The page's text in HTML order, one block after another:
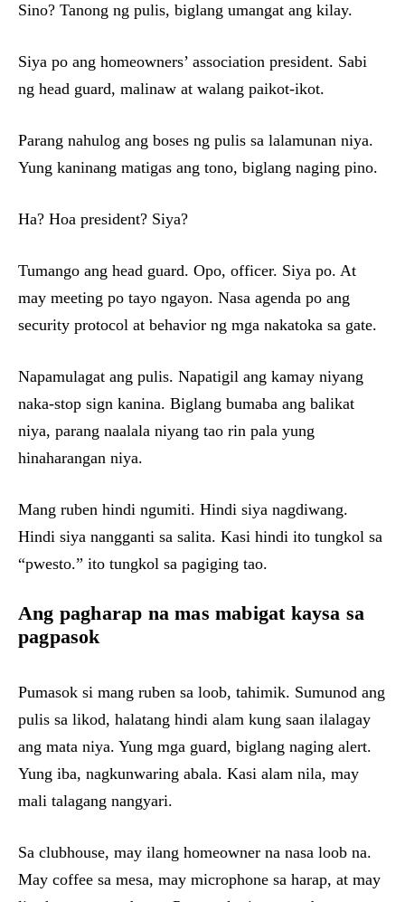
Sino? Tanong ng pulis, biglang umangat ang kilay.
Siya po ang homeowners’ association president. Sabi
ng head guard, malinaw at walang paikot-ikot.
Parang nahulog ang boses ng pulis sa lalamunan niya.
Yung kaninang matigas ang tono, biglang naging pino.
Ha? Hoa president? Siya?
Tumango ang head guard. Opo, officer. Siya po. At
may meeting po tayo ngayon. Nasa agenda po ang
security protocol at behavior ng mga nakatoka sa gate.
Napamulagat ang pulis. Napatigil ang kamay niyang
naka-stop sign kanina. Biglang bumaba ang balikat
niya, parang naalala niyang tao rin pala yung
hinaharangan niya.
Mang ruben hindi ngumiti. Hindi siya nagdiwang.
Hindi siya nangganti sa salita. Kasi hindi ito tungkol sa
“pwesto.” ito tungkol sa pagiging tao.
Ang pagharap na mas mabigat kaysa sa
pagpasok
Pumasok si mang ruben sa loob, tahimik. Sumunod ang
pulis sa likod, halatang hindi alam kung saan ilalagay
ang mata niya. Yung mga guard, biglang naging alert.
Yung iba, nagkunwaring abala. Kasi alam nila, may
mali talagang nangyari.
Sa clubhouse, may ilang homeowner na nasa loob na.
May coffee sa mesa, may microphone sa harap, at may